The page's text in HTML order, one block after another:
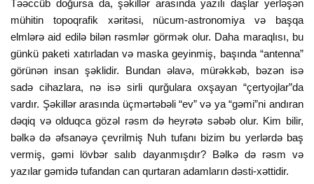
Təəccüb doğursa da, şəkillər arasında yazılı daşlar yerləşən
mühitin topoqrafik xəritəsi, nücum-astronomiya və başqa
elmlərə aid edilə bilən rəsmlər görmək olur. Daha maraqlısı, bu
günkü paketi xatırladan və maska geyinmiş, başında “antenna”
görünən insan şəklidir. Bundan əlavə, mürəkkəb, bəzən isə
sadə cihazlara, nə isə sirli qurğulara oxşayan “çertyojlar”da
vardır. Şəkillər arasında üçmərtəbəli “ev” və ya “gəmi”ni andıran
dəqiq və olduqca gözəl rəsm də heyrətə səbəb olur. Kim bilir,
bəlkə də əfsanəyə çevrilmiş Nuh tufanı bizim bu yerlərdə baş
vermiş, gəmi lövbər salıb dayanmışdır? Bəlkə də rəsm və
yazılar gəmidə tufandan can qurtaran adamların dəsti-xəttidir.